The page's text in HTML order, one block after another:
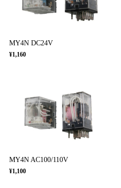
MY4N DC24V
¥1,160
MY4N AC100/110V
¥1,100